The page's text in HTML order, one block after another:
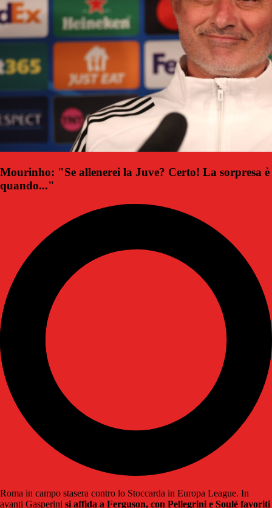
Mourinho: "Se allenerei la Juve? Certo! La sorpresa è
quando..."
Roma in campo stasera contro lo Stoccarda in Europa League. In
avanti Gasperini si affida a Ferguson, con Pellegrini e Soulé favoriti